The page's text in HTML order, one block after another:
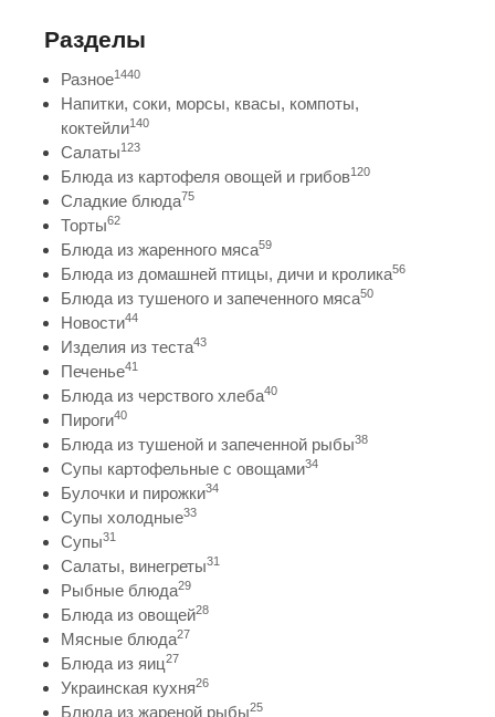
Разделы
Разное1440
Напитки, соки, морсы, квасы, компоты,
коктейли140
Салаты123
Блюда из картофеля овощей и грибов120
Сладкие блюда75
Торты62
Блюда из жаренного мяса59
Блюда из домашней птицы, дичи и кролика56
Блюда из тушеного и запеченного мяса50
Новости44
Изделия из теста43
Печенье41
Блюда из черствого хлеба40
Пироги40
Блюда из тушеной и запеченной рыбы38
Супы картофельные с овощами34
Булочки и пирожки34
Супы холодные33
Супы31
Салаты, винегреты31
Рыбные блюда29
Блюда из овощей28
Мясные блюда27
Блюда из яиц27
Украинская кухня26
Блюда из жареной рыбы25